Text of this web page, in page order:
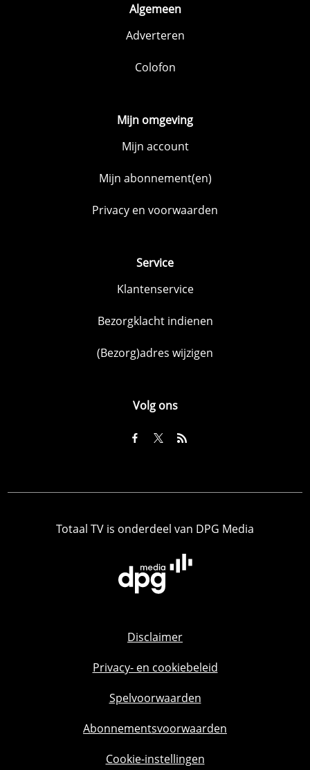
Algemeen
Adverteren
Colofon
Mijn omgeving
Mijn account
Mijn abonnement(en)
Privacy en voorwaarden
Service
Klantenservice
Bezorgklacht indienen
(Bezorg)adres wijzigen
Volg ons
Totaal TV is onderdeel van DPG Media
Disclaimer
Privacy- en cookiebeleid
Spelvoorwaarden
Abonnementsvoorwaarden
Cookie-instellingen